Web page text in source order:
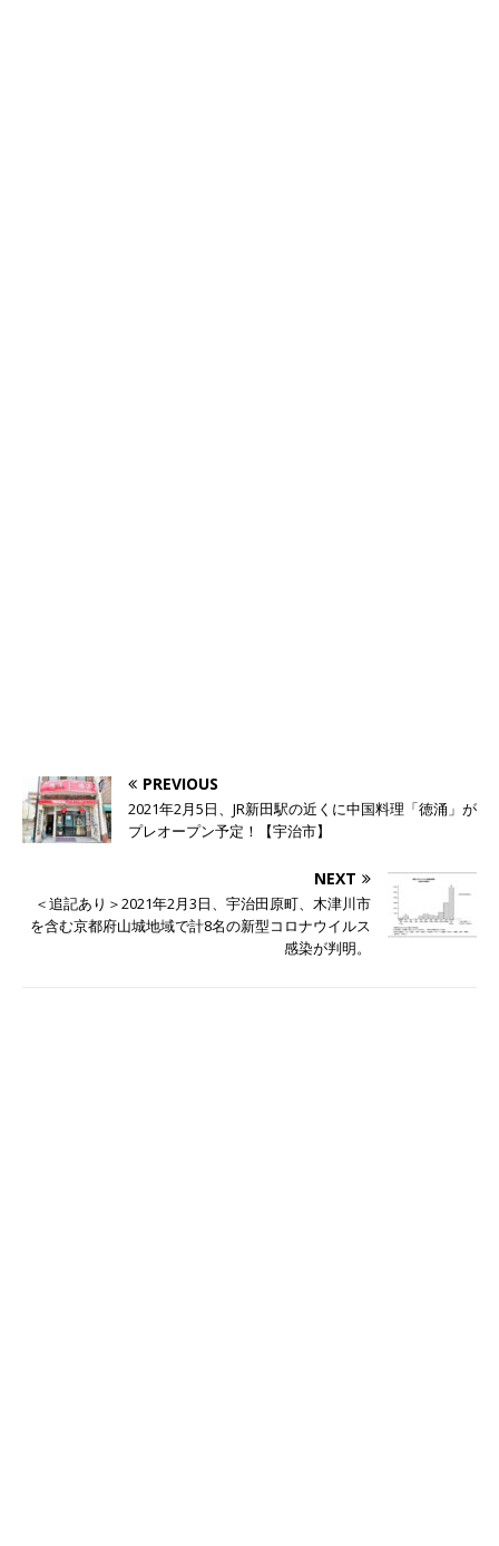
PREVIOUS
2021年2月5日、JR新田駅の近くに中国料理「徳涌」が
プレオープン予定！【宇治市】
NEXT
＜追記あり＞2021年2月3日、宇治田原町、木津川市
を含む京都府山城地域で計8名の新型コロナウイルス
感染が判明。